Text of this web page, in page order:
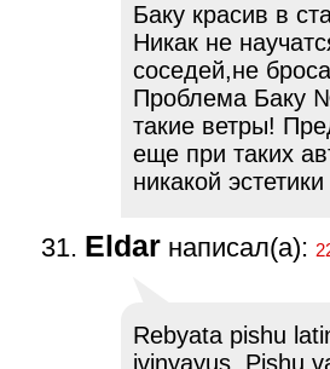
Баку красив в
Никак не
соседей,не
Проблема Баку
такие ветры!
еще при таких
никакой
Eldar написал(а):
Rebyata pishu
ivinyayus. Pishu